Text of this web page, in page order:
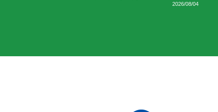
2026/08/04